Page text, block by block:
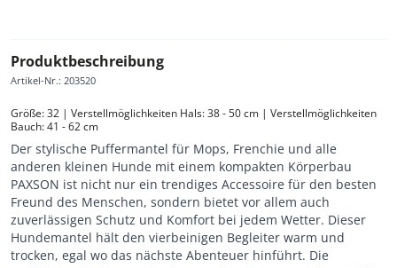
Produktbeschreibung
Artikel-Nr.: 203520
Größe: 32 | Verstellmöglichkeiten Hals: 38 - 50 cm | Verstellmöglichkeiten
Bauch: 41 - 62 cm
Der stylische Puffermantel für Mops, Frenchie und alle
anderen kleinen Hunde mit einem kompakten Körperbau
PAXSON ist nicht nur ein trendiges Accessoire für den besten
Freund des Menschen, sondern bietet vor allem auch
zuverlässigen Schutz und Komfort bei jedem Wetter. Dieser
Hundemantel hält den vierbeinigen Begleiter warm und
trocken, egal wo das nächste Abenteuer hinführt. Die